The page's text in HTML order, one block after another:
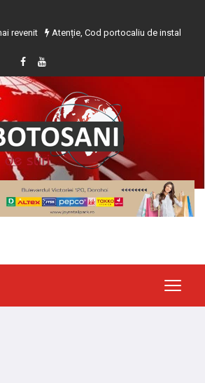
Atenție, Cod portocaliu de instabilitate